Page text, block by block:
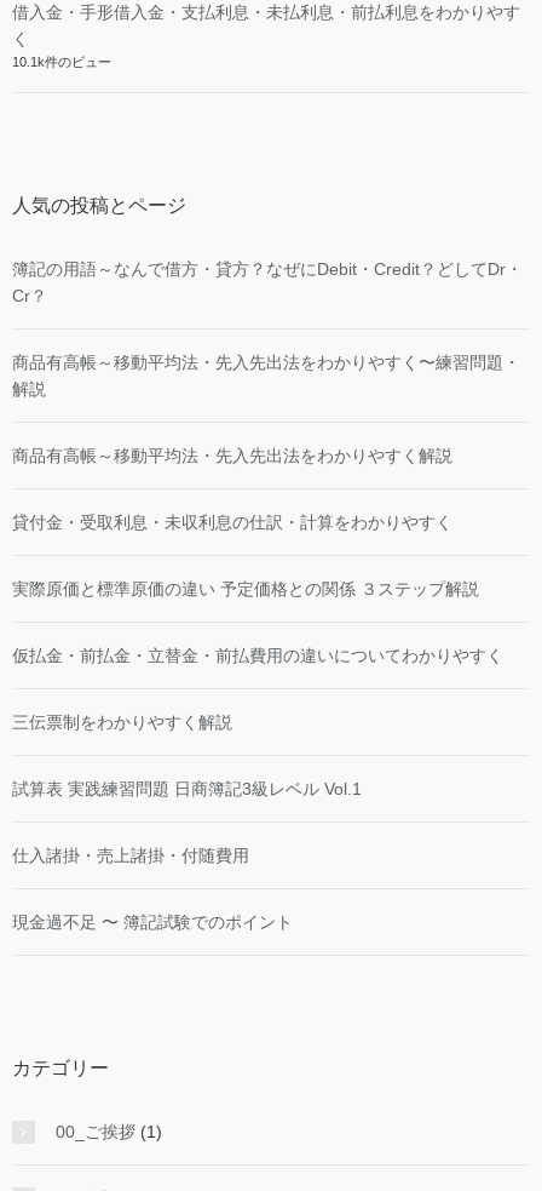
借入金・手形借入金・支払利息・未払利息・前払利息をわかりやす
く
10.1k件のビュー
人気の投稿とページ
簿記の用語～なんで借方・貸方？なぜにDebit・Credit？どしてDr・
Cr？
商品有高帳～移動平均法・先入先出法をわかりやすく〜練習問題・
解説
商品有高帳～移動平均法・先入先出法をわかりやすく解説
貸付金・受取利息・未収利息の仕訳・計算をわかりやすく
実際原価と標準原価の違い 予定価格との関係 ３ステップ解説
仮払金・前払金・立替金・前払費用の違いについてわかりやすく
三伝票制をわかりやすく解説
試算表 実践練習問題 日商簿記3級レベル Vol.1
仕入諸掛・売上諸掛・付随費用
現金過不足 〜 簿記試験でのポイント
カテゴリー
00_ご挨拶 (1)